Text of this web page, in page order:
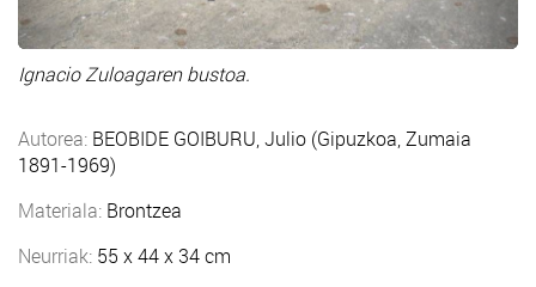
Ignacio Zuloagaren bustoa.
Autorea: BEOBIDE GOIBURU, Julio (Gipuzkoa, Zumaia
1891-1969)
Materiala: Brontzea
Neurriak: 55 x 44 x 34 cm